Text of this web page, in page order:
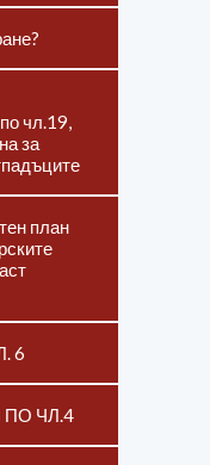
чл.19,
за
план
6
ЧЛ.4